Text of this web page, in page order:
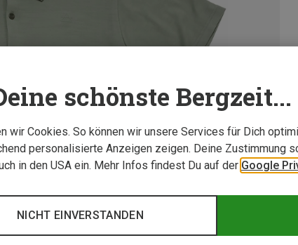
schönste Bergzeit...
wir Cookies. So können wir unsere Services für Dich
personalisierte Anzeigen zeigen. Deine Zustimmung
in den USA ein. Mehr Infos findest Du auf der Google
NICHT EINVERSTANDEN